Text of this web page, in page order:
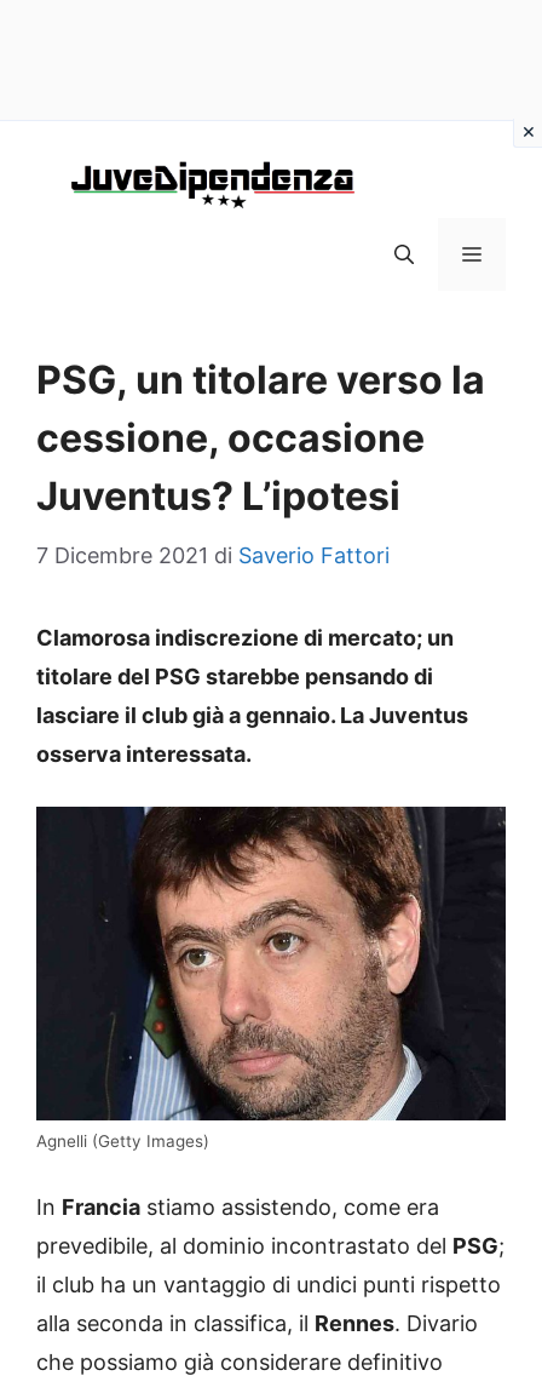
MENU
PSG, un titolare verso la
cessione, occasione
Juventus? L’ipotesi
7 Dicembre 2021 di Saverio Fattori
Clamorosa indiscrezione di mercato; un
titolare del PSG starebbe pensando di
lasciare il club già a gennaio. La Juventus
osserva interessata.
Agnelli (Getty Images)
In Francia stiamo assistendo, come era
prevedibile, al dominio incontrastato del PSG;
il club ha un vantaggio di undici punti rispetto
alla seconda in classifica, il Rennes. Divario
che possiamo già considerare definitivo